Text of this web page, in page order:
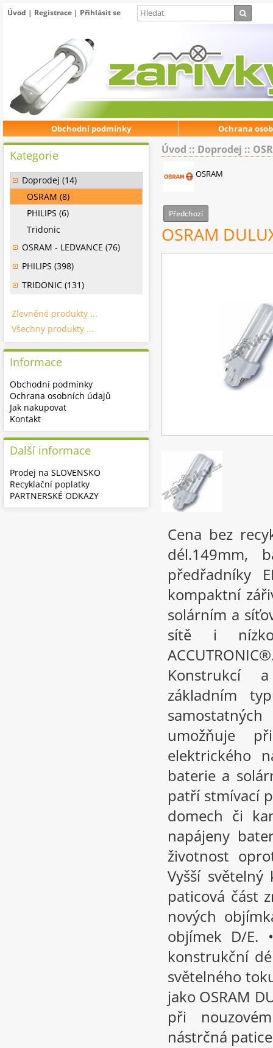
Úvod | Registrace | Přihlásit se
Obchodní podmínky Ochrana
Úvod :: Doprodej ::
OSRAM
Předchozí
OSRAM
Cena bez
dél.149mm,
předřadníky
kompaktní
solárním a
sítě i
Konstrukcí
základním
umožňuje
elektrického
baterie a
patří stmívací
domech či
napájeny
životnost
Vyšší
paticová část
nových
objímek D/E.
konstrukční
světelného
jako OSRAM
při
nástrčná
Kategorie
Doprodej (14)
OSRAM (8)
PHILIPS (6)
Tridonic
OSRAM - LEDVANCE (76)
PHILIPS (398)
TRIDONIC (131)
Zlevněné produkty ...
Všechny produkty ...
Informace
Obchodní podmínky
Ochrana osobních údajů
Jak nakupovat
Kontakt
Další informace
Prodej na SLOVENSKO
Recyklační poplatky
PARTNERSKÉ ODKAZY